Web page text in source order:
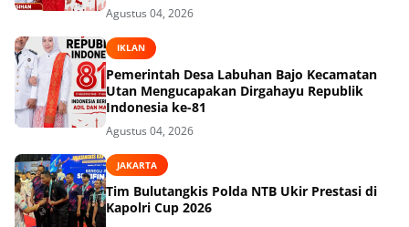
Agustus 04, 2026
IKLAN
Pemerintah Desa Labuhan Bajo Kecamatan
Utan Mengucapakan Dirgahayu Republik
Indonesia ke-81
Agustus 04, 2026
JAKARTA
Tim Bulutangkis Polda NTB Ukir Prestasi di
Kapolri Cup 2026